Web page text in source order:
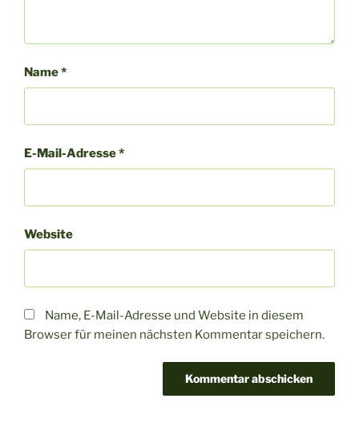
Name*
E-Mail-Adresse*
Website
Name, E-Mail-Adresse und Website in diesem
Browser für meinen nächsten Kommentar speichern.